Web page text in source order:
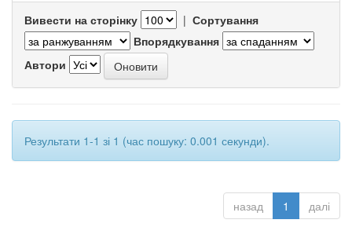
Вивести на сторінку | Сортування
Впорядкування
Автори
Результати 1-1 зі 1 (час пошуку: 0.001 секунди).
назад 1 далі